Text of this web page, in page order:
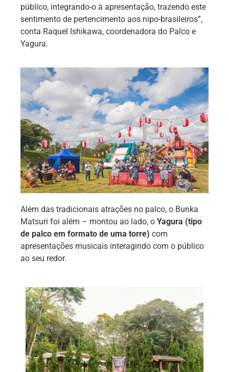
público, integrando-o à apresentação, trazendo este
sentimento de pertencimento aos nipo-brasileiros”,
conta Raquel Ishikawa, coordenadora do Palco e
Yagura.
Além das tradicionais atrações no palco, o Bunka
Matsuri foi além – montou ao lado, o Yagura (tipo
de palco em formato de uma torre) com
apresentações musicais interagindo com o público
ao seu redor.